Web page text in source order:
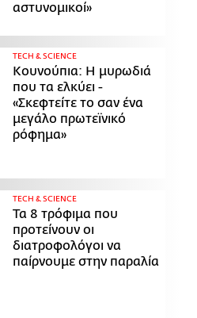
αστυνομικοί»
ΤECH & SCIENCE
Κουνούπια: Η μυρωδιά
που τα ελκύει -
«Σκεφτείτε το σαν ένα
μεγάλο πρωτεϊνικό
ρόφημα»
ΤECH & SCIENCE
Τα 8 τρόφιμα που
προτείνουν οι
διατροφολόγοι να
παίρνουμε στην παραλία